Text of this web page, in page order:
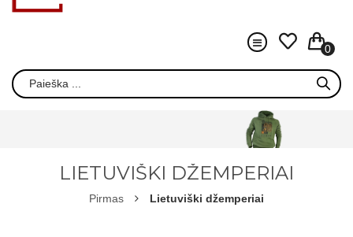
0
LIETUVIŠKI DŽEMPERIAI
Pirmas Lietuviški džemperiai